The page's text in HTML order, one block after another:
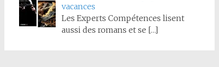
vacances
Les Experts Compétences lisent
aussi des romans et se […]